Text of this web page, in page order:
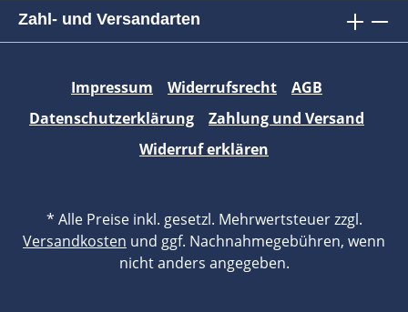
Zahl- und Versandarten
Impressum Widerrufsrecht
AGB
Datenschutzerklärung
Zahlung und Versand
Widerruf erklären
* Alle Preise inkl. gesetzl. Mehrwertsteuer zzgl.
Versandkosten und ggf. Nachnahmegebühren, wenn
nicht anders angegeben.